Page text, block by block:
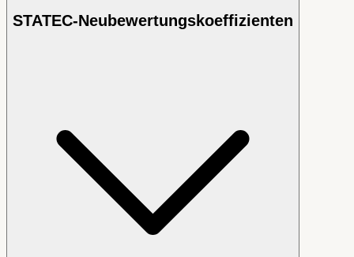
STATEC-Neubewertungskoeffizienten